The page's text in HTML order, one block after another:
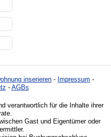
inserieren - Impressum -
- AGBs
verantwortlich für die Inhalte ihrer
Gast und Eigentümer oder